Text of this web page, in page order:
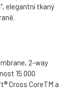
elegantní tkaný
2-way
15 000
Cross CoreTM a